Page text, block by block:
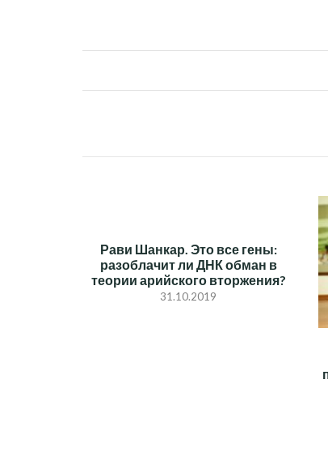
НАВИГАЦИЯ
ЗАПИСЯМ
Рави Шанкар. Это все гены:
разоблачит ли ДНК обман в
теории арийского вторжения?
31.10.2019